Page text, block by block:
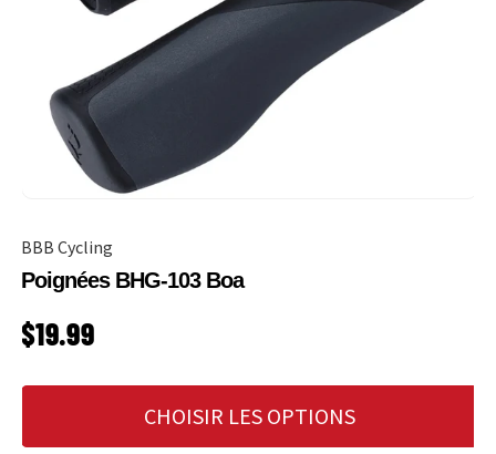
BBB Cycling
Poignées BHG-103 Boa
PRIX HABITUEL
$19.99
CHOISIR LES OPTIONS